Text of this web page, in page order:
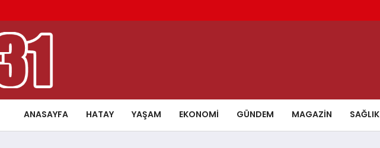
ANASAYFA HATAY YAŞAM EKONOMI GÜNDEM MAGAZIN SAĞLIK